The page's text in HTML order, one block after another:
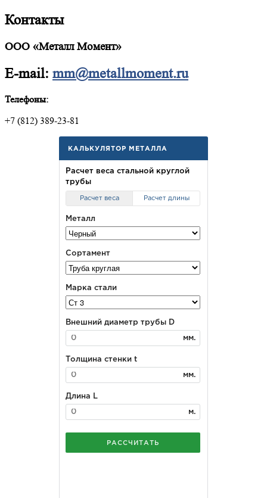
Контакты
ООО «Металл Момент»
E-mail: mm@metallmoment.ru
Телефоны:
+7 (812) 389-23-81